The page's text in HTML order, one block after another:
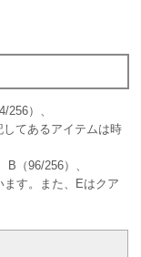
256）、
てあるアイテムは時
（96/256）、
ます。また、Eはクア